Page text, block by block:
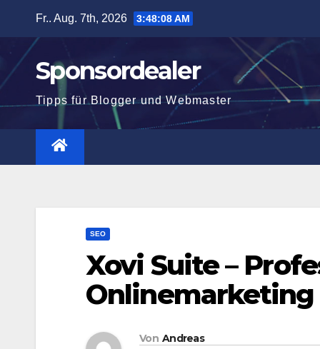
springen
Fr.. Aug. 7th, 2026 3:48:08 AM
Sponsordealer
Tipps für Blogger und Webmaster
SEO
Xovi Suite –
Von Andreas